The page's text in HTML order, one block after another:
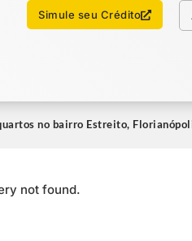
Simule seu Crédito
Chamar no WhatsApp
no bairro Estreito,
not found.